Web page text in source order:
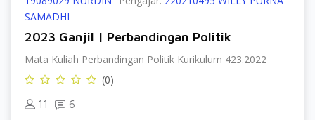
SAMADHI
2023 Ganjil | Perbandingan Politik
Mata Kuliah Perbandingan Politik Kurikulum 423.2022
(0)
11 6